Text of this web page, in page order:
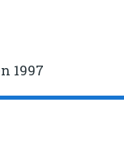
1997